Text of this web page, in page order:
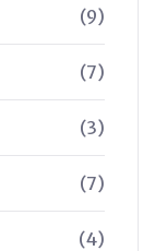
(9)
(7)
(3)
(7)
(4)